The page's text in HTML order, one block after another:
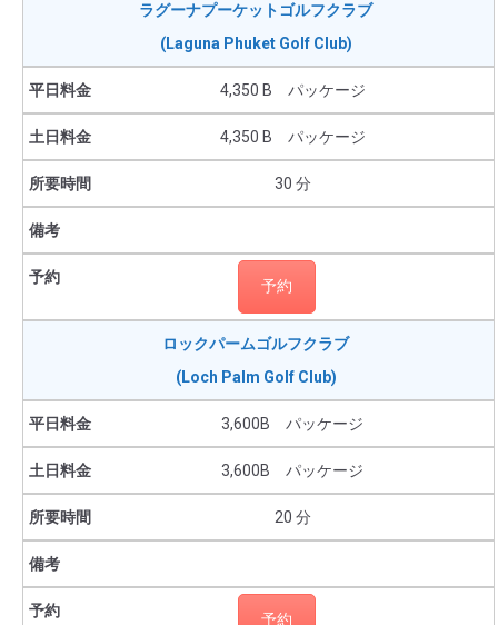
ラグーナプーケットゴルフクラブ
(Laguna Phuket Golf Club)
4,350 B パッケージ
4,350 B パッケージ
30 分
予約
ロックパームゴルフクラブ
(Loch Palm Golf Club)
3,600B パッケージ
3,600B パッケージ
20 分
予約